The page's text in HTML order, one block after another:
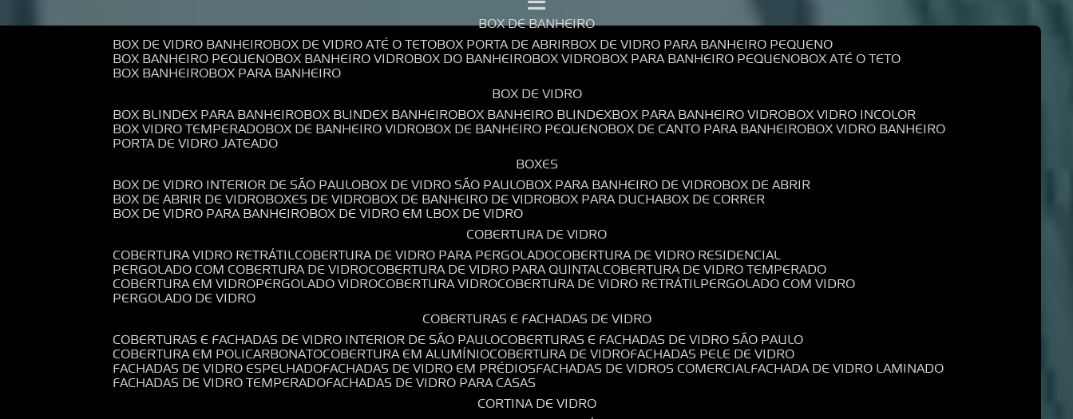
BOX DE BANHEIRO
BOX DE VIDRO BANHEIRO BOX DE VIDRO ATÉ O TETO BOX PORTA DE ABRIR BOX DE VIDRO PARA BANHEIRO PEQUENO
BOX BANHEIRO PEQUENO BOX BANHEIRO VIDRO BOX DO BANHEIRO BOX VIDRO BOX PARA BANHEIRO PEQUENO BOX ATÉ O TETO
BOX BANHEIRO BOX PARA BANHEIRO
BOX DE VIDRO
BOX BLINDEX PARA BANHEIRO BOX BLINDEX BANHEIRO BOX BANHEIRO BLINDEX BOX PARA BANHEIRO VIDRO BOX VIDRO INCOLOR
BOX VIDRO TEMPERADO BOX DE BANHEIRO VIDRO BOX DE BANHEIRO PEQUENO BOX DE CANTO PARA BANHEIRO BOX VIDRO BANHEIRO
PORTA DE VIDRO JATEADO
BOXES
BOX DE VIDRO INTERIOR DE SÃO PAULO BOX DE VIDRO SÃO PAULO BOX PARA BANHEIRO DE VIDRO BOX DE ABRIR
BOX DE ABRIR DE VIDRO BOXES DE VIDRO BOX DE BANHEIRO DE VIDRO BOX PARA DUCHA BOX DE CORRER
BOX DE VIDRO PARA BANHEIRO BOX DE VIDRO EM L BOX DE VIDRO
COBERTURA DE VIDRO
COBERTURA VIDRO RETRÁTIL COBERTURA DE VIDRO PARA PERGOLADO COBERTURA DE VIDRO RESIDENCIAL
PERGOLADO COM COBERTURA DE VIDRO COBERTURA DE VIDRO PARA QUINTAL COBERTURA DE VIDRO TEMPERADO
COBERTURA EM VIDRO PERGOLADO VIDRO COBERTURA VIDRO COBERTURA DE VIDRO RETRÁTIL PERGOLADO COM VIDRO
PERGOLADO DE VIDRO
COBERTURAS E FACHADAS DE VIDRO
COBERTURAS E FACHADAS DE VIDRO INTERIOR DE SÃO PAULO COBERTURAS E FACHADAS DE VIDRO SÃO PAULO
COBERTURA EM POLICARBONATO COBERTURA EM ALUMÍNIO COBERTURA DE VIDRO FACHADAS PELE DE VIDRO
FACHADAS DE VIDRO ESPELHADO FACHADAS DE VIDRO EM PRÉDIOS FACHADAS DE VIDROS COMERCIAL FACHADA DE VIDRO LAMINADO
FACHADAS DE VIDRO TEMPERADO FACHADAS DE VIDRO PARA CASAS
CORTINA DE VIDRO